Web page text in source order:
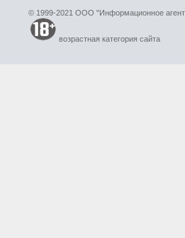
© 1999-2021 ООО "Информационное
возрастная категория сайта